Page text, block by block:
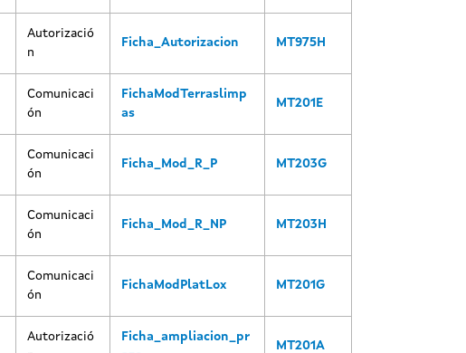
Autorizació
n
Ficha_Autorizacion MT975H
Comunicaci
ón
FichaModTerraslimp
as
MT201E
Comunicaci
ón
Ficha_Mod_R_P MT203G
Comunicaci
ón
Ficha_Mod_R_NP MT203H
Comunicaci
ón
FichaModPlatLox MT201G
Autorizació
Ficha_ampliacion_pr
MT201A